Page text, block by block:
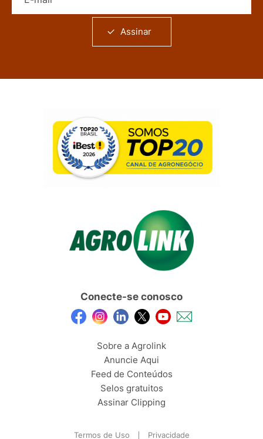
Assinar
Conecte-se conosco
Sobre a Agrolink
Anuncie Aqui
Feed de Conteúdos
Selos gratuitos
Assinar Clipping
Termos de Uso Privacidade